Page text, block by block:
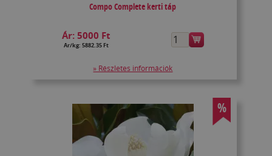
Compo Complete kerti táp
Ár:5000 Ft
Ár/kg: 5882.35 Ft
» Részletes információk
%